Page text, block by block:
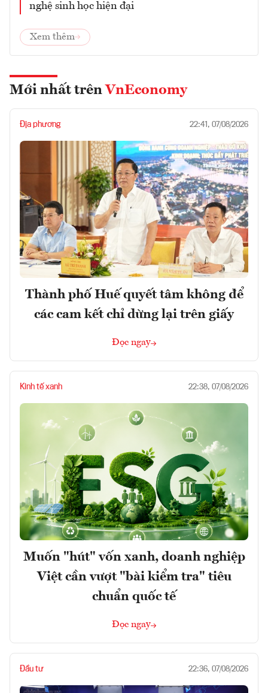
nghệ sinh học hiện đại
Xem thêm
Mới nhất trên VnEconomy
Địa phương 22:41, 07/08/2026
Thành phố Huế quyết tâm không để
các cam kết chỉ dừng lại trên giấy
Đọc ngay
Kinh tế xanh 22:38, 07/08/2026
Muốn "hút" vốn xanh, doanh nghiệp
Việt cần vượt "bài kiểm tra" tiêu
chuẩn quốc tế
Đọc ngay
Đầu tư 22:36, 07/08/2026